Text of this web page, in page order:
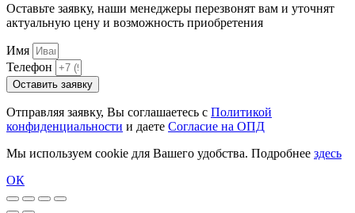
Оставьте заявку, наши менеджеры перезвонят вам и уточнят
актуальную цену и возможность приобретения
Имя
Телефон
Оставить заявку
Отправляя заявку, Вы соглашаетесь с Политикой
конфиденциальности и даете Согласие на ОПД
Мы используем cookie для Вашего удобства. Подробнее здесь
ОК